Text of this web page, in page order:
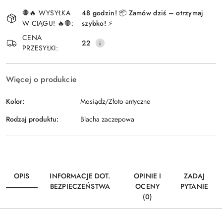
Wyślij
i
dostawa
🛑🔥 WYSYŁKA
W CIĄGU! 🔥🛑:
48 godzin! 📦 Zamów dziś – otrzymaj
szybko! ⚡
CENA
PRZESYŁKI:
22
Więcej o produkcie
Kolor:
Mosiądz/Złoto antyczne
Rodzaj produktu:
Blacha zaczepowa
OPIS
INFORMACJE DOT.
BEZPIECZEŃSTWA
OPINIE I
OCENY
(0)
ZADAJ
PYTANIE